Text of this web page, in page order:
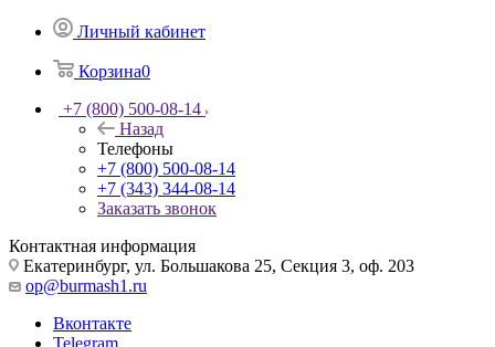
Личный кабинет
Корзина0
+7 (800) 500-08-14
Назад
Телефоны
+7 (800) 500-08-14
+7 (343) 344-08-14
Заказать звонок
Контактная информация
Екатеринбург, ул. Большакова 25, Секция 3, оф. 203
op@burmash1.ru
Вконтакте
Telegram